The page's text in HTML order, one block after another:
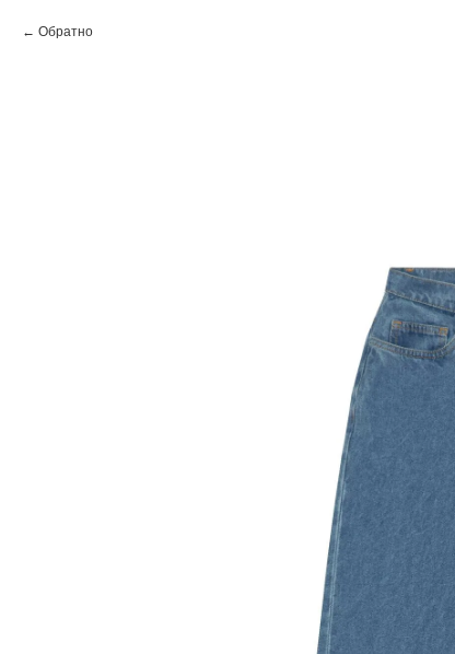
Обратно